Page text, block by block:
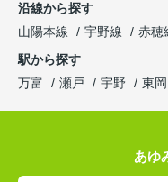
沿線から探す
山陽本線
宇野線
赤穂
駅から探す
万富
瀬戸 宇野 東
あゆ